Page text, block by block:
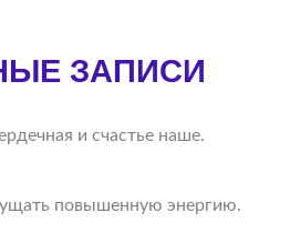
ЗАПИСИ
и счастье наше.
повышенную энергию.